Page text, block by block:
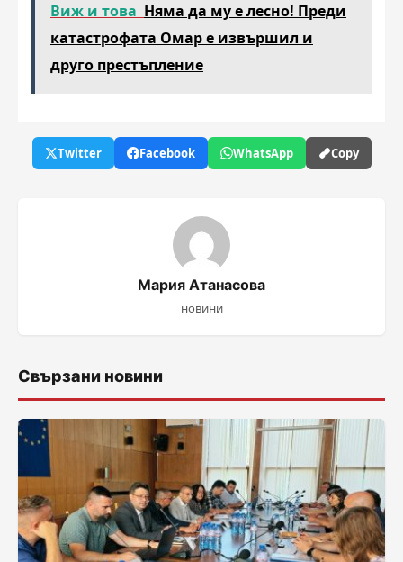
Виж и това Няма да му е лесно! Преди
катастрофата Омар е извършил и
друго престъпление
Twitter Facebook WhatsApp Copy
Мария Атанасова
новини
Свързани новини